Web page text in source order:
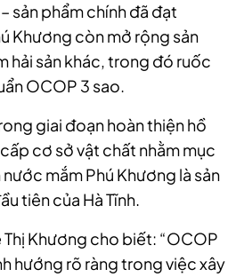
sản phẩm chính đã đạt
Khương còn mở rộng sản
hải sản khác, trong đó ruốc
OCOP 3 sao.
giai đoạn hoàn thiện hồ
cơ sở vật chất nhằm mục
mắm Phú Khương là sản
tiên của Hà Tĩnh.
Thị Khương cho biết: “OCOP
hướng rõ ràng trong việc xây